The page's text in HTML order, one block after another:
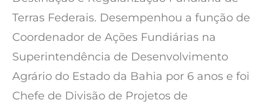
Terras Federais. Desempenhou a função de
Coordenador de Ações Fundiárias na
Superintendência de Desenvolvimento
Agrário do Estado da Bahia por 6 anos e foi
Chefe de Divisão de Projetos de